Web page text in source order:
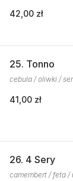
42,00 zł
25. Tonno
cebula / oliwki /
41,00 zł
26. 4 Sery
camembert / feta /